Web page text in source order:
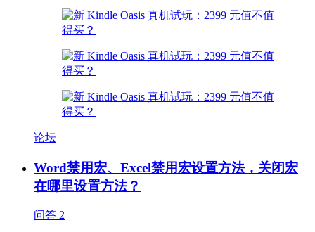
论坛
Word禁用宏、Excel禁用宏设置方法，关闭宏
在哪里设置方法？
问答 2